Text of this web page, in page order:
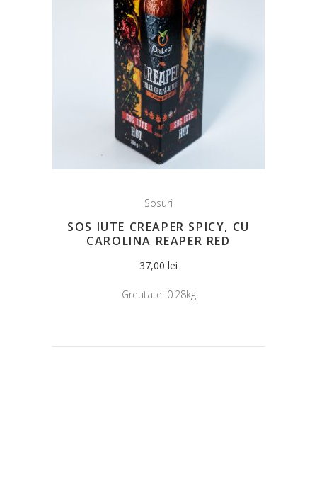
Sosuri
SOS IUTE CREAPER SPICY, CU
CAROLINA REAPER RED
37,00 lei
Greutate: 0.28kg